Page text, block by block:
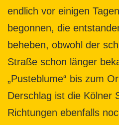
endlich vor einigen
begonnen, die
beheben, obwohl der
Straße schon länger
„Pusteblume“ bis zum
Derschlag ist die Kölner
Richtungen ebenfalls